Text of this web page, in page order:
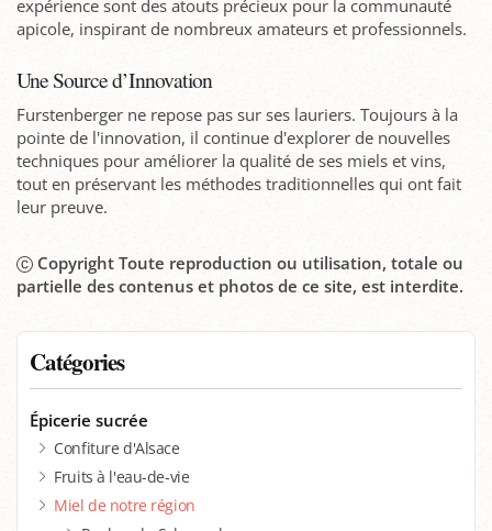
Catégories
Épicerie sucrée
Confiture d'Alsace
Fruits à l'eau-de-vie
Miel de notre région
expérience sont des atouts précieux pour la communauté
apicole, inspirant de nombreux amateurs et professionnels.
Une Source d’Innovation
Furstenberger ne repose pas sur ses lauriers. Toujours à la
pointe de l'innovation, il continue d'explorer de nouvelles
techniques pour améliorer la qualité de ses miels et vins,
tout en préservant les méthodes traditionnelles qui ont fait
leur preuve.
Copyright Toute reproduction ou utilisation, totale ou
partielle des contenus et photos de ce site, est interdite.